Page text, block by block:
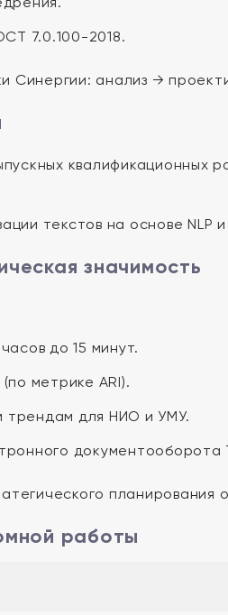
7.0.100-2018.
Синергии: анализ →
квалификационных
текстов на основе NLP
значимость
до 15 минут.
метрике ARI).
трендам для НИО и УМУ.
планирования
работы